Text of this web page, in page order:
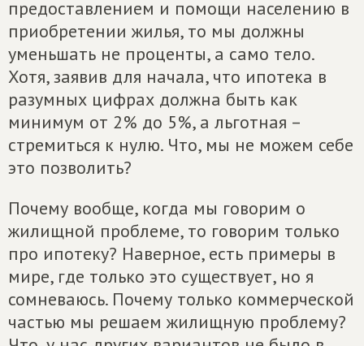
предоставлением и помощи населению в
приобретении жилья, то мы должны
уменьшать не проценты, а само тело.
Хотя, заявив для начала, что ипотека в
разумных цифрах должна быть как
минимум от 2% до 5%, а льготная –
стремиться к нулю. Что, мы не можем себе
это позволить?
Почему вообще, когда мы говорим о
жилищной проблеме, то говорим только
про ипотеку? Наверное, есть примеры в
мире, где только это существует, но я
сомневаюсь. Почему только коммерческой
частью мы решаем жилищную проблему?